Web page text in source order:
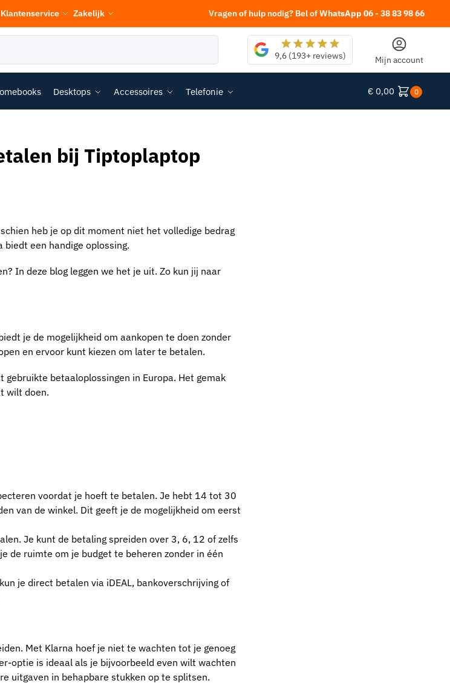
Klantenservice Zakelijk Vragen of hulp nodig? Bel ofWhatsApp 06 - 38 83 98 66
9,6 (193+ reviews) Mijn account
Desktops Accessoires Telefonie € 0,00 0
bij Tiptoplaptop
heb je op dit moment niet het volledige bedrag
biedt een handige oplossing.
In deze blog leggen we het je uit. Zo kun jij naar
je de mogelijkheid om aankopen te doen zonder
en ervoor kunt kiezen om later te betalen.
betaaloplossingen in Europa. Het gemak
wilt doen.
voordat je hoeft te betalen. Je hebt 14 tot 30
van de winkel. Dit geeft je de mogelijkheid om eerst
Je kunt de betaling spreiden over 3, 6, 12 of zelfs
de ruimte om je budget te beheren zonder in één
je direct betalen via iDEAL, bankoverschrijving of
Met Klarna hoef je niet te wachten tot je genoeg
optie is ideaal als je bijvoorbeeld even wilt wachten
uitgaven in behapbare stukken op te splitsen.